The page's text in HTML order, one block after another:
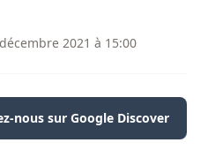
2021 à 15:00
nous sur Google Discover